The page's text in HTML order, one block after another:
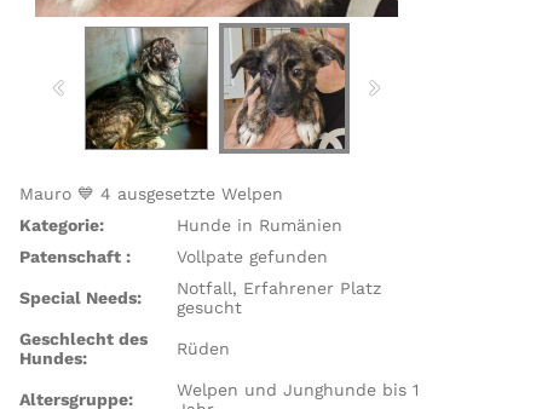
Mauro 💙 4 ausgesetzte Welpen
Kategorie:
Hunde in Rumänien
Patenschaft :
Vollpate gefunden
Special Needs:
Notfall, Erfahrener Platz
gesucht
Geschlecht des
Hundes:
Rüden
Altersgruppe:
Welpen und Junghunde bis 1